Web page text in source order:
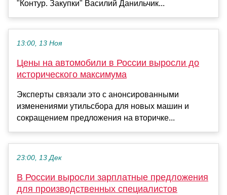
"Контур. Закупки" Василий Данильчик...
13:00, 13 Ноя
Цены на автомобили в России выросли до
исторического максимума
Эксперты связали это с анонсированными
изменениями утильсбора для новых машин и
сокращением предложения на вторичке...
23:00, 13 Дек
В России выросли зарплатные предложения
для производственных специалистов